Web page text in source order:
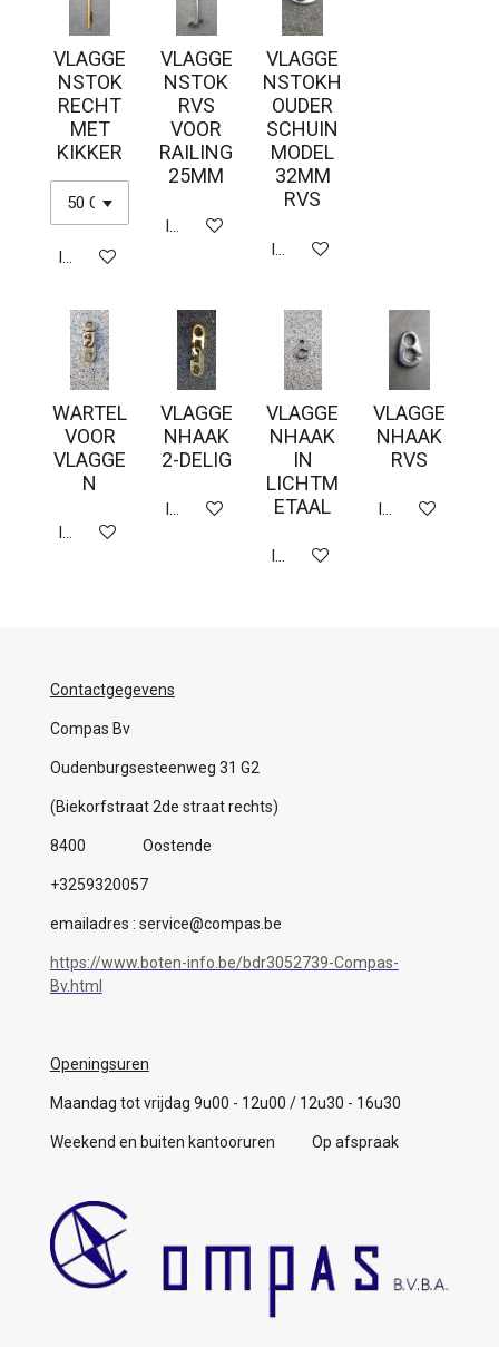
VLAGGE
NSTOK
RECHT
MET
KIKKER
In winkelwagen
VLAGGE
NSTOK
RVS
VOOR
RAILING
25MM
In winkelwagen
VLAGGE
NSTOKH
OUDER
SCHUIN
MODEL
32MM
RVS
In winkelwagen
WARTEL
VOOR
VLAGGE
N
In winkelwagen
VLAGGE
NHAAK
2-DELIG
In winkelwagen
VLAGGE
NHAAK
IN
LICHTM
ETAAL
In winkelwagen
VLAGGE
NHAAK
RVS
In winkelwagen
Contactgegevens
Compas Bv
Oudenburgsesteenweg 31 G2
(Biekorfstraat 2de straat rechts)
8400 Oostende
+3259320057
emailadres : service@compas.be
https://www.boten-info.be/bdr3052739-Compas-
Bv.html
Openingsuren
Maandag tot vrijdag 9u00 - 12u00 / 12u30 - 16u30
Weekend en buiten kantooruren Op afspraak